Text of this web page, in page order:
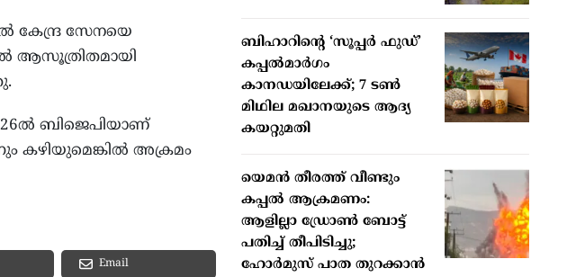
കേന്ദ്ര സേനയെ
ആസൂത്രിതമായി
ബിജെപിയാണ്
കഴിയുമെങ്കില്‍ അക്രമം
Email
ബിഹാറിന്റെ ‘സൂപ്പർ ഫുഡ്’
കപ്പൽമാർഗം
കാനഡയിലേക്ക്; 7 ടൺ
മിഥില മഖാനയുടെ ആദ്യ
കയറ്റുമതി
യെമൻ തീരത്ത് വീണ്ടും
കപ്പൽ ആക്രമണം:
ആളില്ലാ ഡ്രോൺ ബോട്ട്
പതിച്ച് തീപിടിച്ചു;
ഹോർമുസ് പാത തുറക്കാൻ